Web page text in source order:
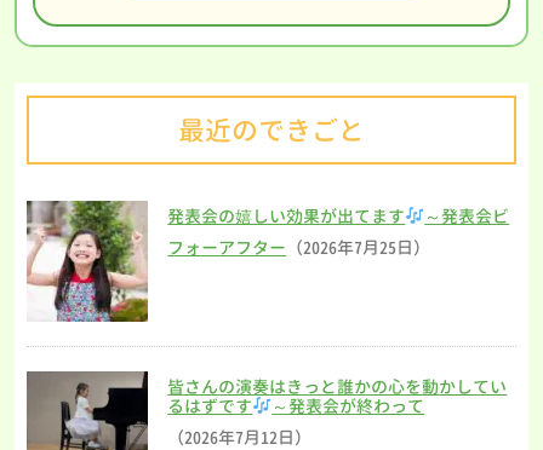
最近のできごと
発表会の嬉しい効果が出てます
～発表会ビ
フォーアフター （2026年7月25日）
皆さんの演奏はきっと誰かの心を動かしてい
るはずです
～発表会が終わって
（2026年7月12日）